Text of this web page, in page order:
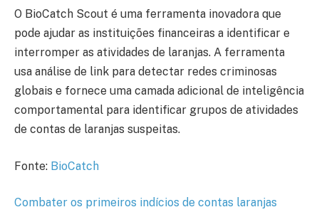
O BioCatch Scout é uma ferramenta inovadora que
pode ajudar as instituições financeiras a identificar e
interromper as atividades de laranjas. A ferramenta
usa análise de link para detectar redes criminosas
globais e fornece uma camada adicional de inteligência
comportamental para identificar grupos de atividades
de contas de laranjas suspeitas.
Fonte: BioCatch
Combater os primeiros indícios de contas laranjas